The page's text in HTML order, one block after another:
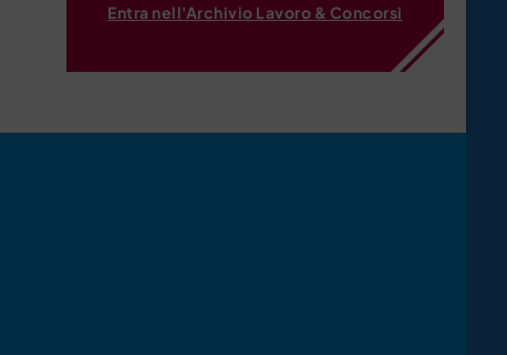
Entra nell'Archivio Lavoro & Concorsi